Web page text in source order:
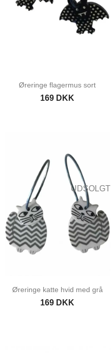
Øreringe flagermus sort
169 DKK
UDSOLGT
Øreringe katte hvid med grå
169 DKK